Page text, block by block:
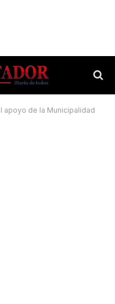
apoyo de la Municipalidad